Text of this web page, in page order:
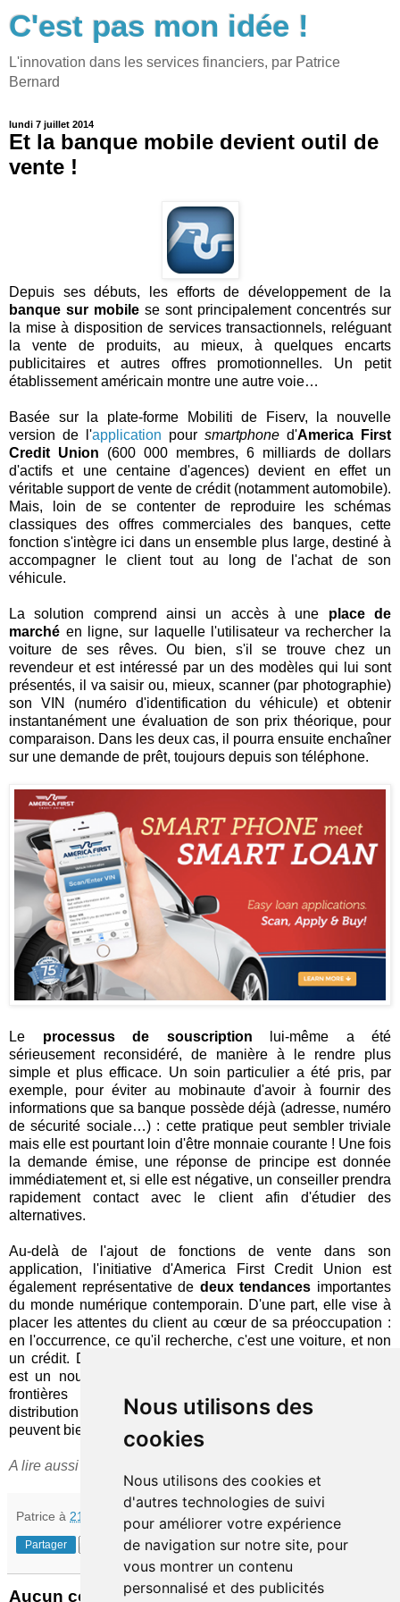
Nous utilisons des
cookies
Nous utilisons des cookies et
d'autres technologies de suivi
pour améliorer votre expérience
de navigation sur notre site, pour
vous montrer un contenu
personnalisé et des publicités
C'est pas mon idée !
L'innovation dans les services financiers, par Patrice
Bernard
lundi 7 juillet 2014
Et la banque mobile devient outil de
vente !
Depuis ses débuts, les efforts de développement de la
banque sur mobile se sont principalement concentrés sur
la mise à disposition de services transactionnels, reléguant
la vente de produits, au mieux, à quelques encarts
publicitaires et autres offres promotionnelles. Un petit
établissement américain montre une autre voie…
Basée sur la plate-forme Mobiliti de Fiserv, la nouvelle
version de l'application pour smartphone d'America First
Credit Union (600 000 membres, 6 milliards de dollars
d'actifs et une centaine d'agences) devient en effet un
véritable support de vente de crédit (notamment automobile).
Mais, loin de se contenter de reproduire les schémas
classiques des offres commerciales des banques, cette
fonction s'intègre ici dans un ensemble plus large, destiné à
accompagner le client tout au long de l'achat de son
véhicule.
La solution comprend ainsi un accès à une place de
marché en ligne, sur laquelle l'utilisateur va rechercher la
voiture de ses rêves. Ou bien, s'il se trouve chez un
revendeur et est intéressé par un des modèles qui lui sont
présentés, il va saisir ou, mieux, scanner (par photographie)
son VIN (numéro d'identification du véhicule) et obtenir
instantanément une évaluation de son prix théorique, pour
comparaison. Dans les deux cas, il pourra ensuite enchaîner
sur une demande de prêt, toujours depuis son téléphone.
Le processus de souscription lui-même a été
sérieusement reconsidéré, de manière à le rendre plus
simple et plus efficace. Un soin particulier a été pris, par
exemple, pour éviter au mobinaute d'avoir à fournir des
informations que sa banque possède déjà (adresse, numéro
de sécurité sociale…) : cette pratique peut sembler triviale
mais elle est pourtant loin d'être monnaie courante ! Une fois
la demande émise, une réponse de principe est donnée
immédiatement et, si elle est négative, un conseiller prendra
rapidement contact avec le client afin d'étudier des
alternatives.
Au-delà de l'ajout de fonctions de vente dans son
application, l'initiative d'America First Credit Union est
également représentative de deux tendances importantes
du monde numérique contemporain. D'une part, elle vise à
placer les attentes du client au cœur de sa préoccupation :
en l'occurrence, ce qu'il recherche, c'est une voiture, et non
un crédit. D'autre part, l'intégration d'une place de marché
est un nouvel exemple de la disparition progressive des
frontières entre secteurs économiques : la grande
distribution propose des services financiers, les banques
peuvent bien s'infiltrer dans le m-commerce…
A lire aussi sur le sujet :
Patrice à 21:41
Partager
Aucun commentaire: